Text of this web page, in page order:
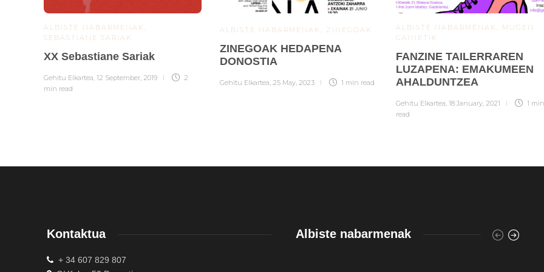
ALBISTE NABARMENAK
SEBASTIANE SARIAK
XX Sebastiane Sariak
Gehitu Elkartea, 12 September, 2019
2
min read
ALBISTE NABARMENAK ZINEGOAK
ZINEGOAK HEDAPENA
DONOSTIA
Gehitu Elkartea, 25 May, 2023 1 min read
ALBISTE NABARMENAK
MUGEN
GAINETIK
FANZINE TAILERRAREN
LUZAPENA: EMAKUMEEN
AHALDUNTZEA
Gehitu Elkartea, 18 January, 2021
1 min
read
Kontaktua
+ 34 607 829 807
Albiste nabarmenak